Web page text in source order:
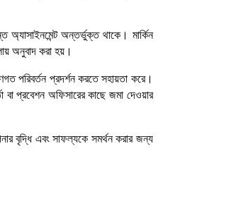
অ্যাসাইনমেন্ট অন্তর্ভুক্ত থাকে। মার্কিন
অনুবাদ করা হয়।
পরিবর্তন প্রদর্শন করতে সহায়তা করে।
প্রবেশন অফিসারের কাছে জমা দেওয়ার
বৃদ্ধি এবং সাফল্যকে সমর্থন করার জন্য